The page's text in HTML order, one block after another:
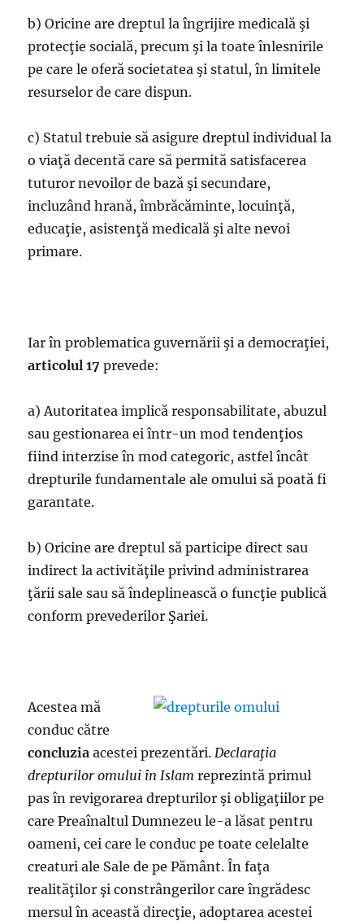
b) Oricine are dreptul la îngrijire medicală şi
protecţie socială, precum şi la toate înlesnirile
pe care le oferă societatea şi statul, în limitele
resurselor de care dispun.
c) Statul trebuie să asigure dreptul individual la
o viaţă decentă care să permită satisfacerea
tuturor nevoilor de bază şi secundare,
incluzând hrană, îmbrăcăminte, locuinţă,
educaţie, asistenţă medicală şi alte nevoi
primare.
Iar în problematica guvernării şi a democraţiei,
articolul 17prevede:
a) Autoritatea implică responsabilitate, abuzul
sau gestionarea ei într-un mod tendenţios
fiind interzise în mod categoric, astfel încât
drepturile fundamentale ale omului să poată fi
garantate.
b) Oricine are dreptul să participe direct sau
indirect la activităţile privind administrarea
ţării sale sau să îndeplinească o funcţie publică
conform prevederilor Şariei.
Acestea mă
conduc către
concluzia acestei prezentări.Declaraţia
drepturilor omului în Islam reprezintă primul
pas în revigorarea drepturilor şi obligaţiilor pe
care Preaînaltul Dumnezeu le-a lăsat pentru
oameni, cei care le conduc pe toate celelalte
creaturi ale Sale de pe Pământ. În faţa
realităţilor şi constrângerilor care îngrădesc
mersul în această direcţie, adoptarea acestei